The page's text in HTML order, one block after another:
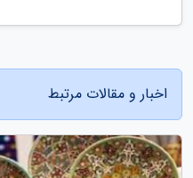
اخبار و مقالات مرتبط